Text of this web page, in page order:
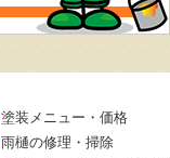
塗装メニュー・価格
雨樋の修理・掃除